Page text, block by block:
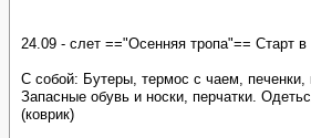
24.09 - слет =="Осенняя тропа"== Старт
С собой: Бутеры, термос с чаем,
Запасные обувь и носки, перчатки.
(коврик)